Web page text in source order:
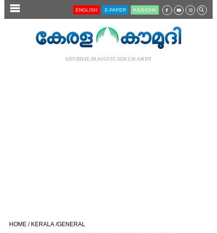
SECTIONS
CINEMA
ENGLISH E-PAPER KĀZHCHA
SATURDAY, 08 AUGUST 2026 3.39 AM IST
HOME / KERALA /GENERAL